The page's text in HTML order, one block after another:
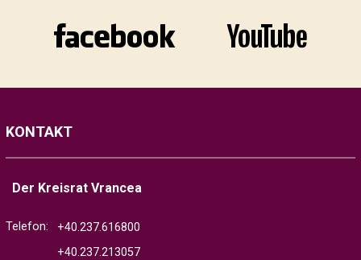
KONTAKT
Der Kreisrat Vrancea
Telefon:
+40.237.616800
+40.237.213057